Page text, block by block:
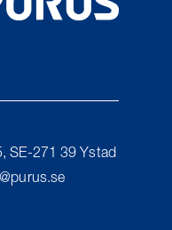
SE-271 39 Ystad